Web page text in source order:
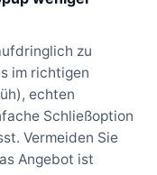
zu
im richtigen
echten
Schließoption
Vermeiden Sie
Angebot ist